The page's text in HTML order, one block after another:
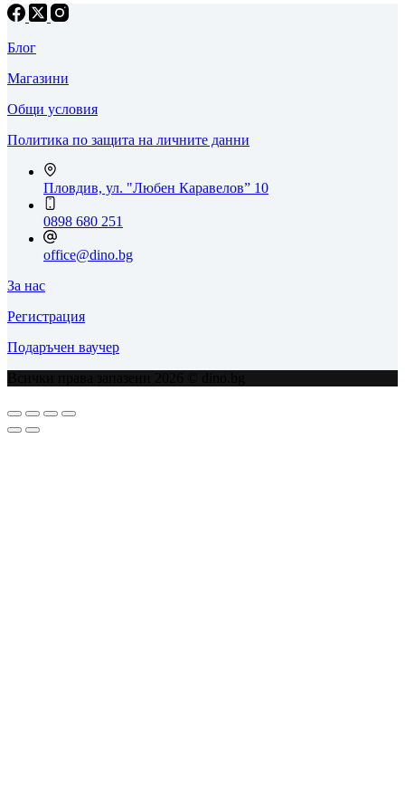
Блог
Магазини
Общи условия
Политика по защита на личните данни
Пловдив, ул. "Любен Каравелов” 10
0898 680 251
office@dino.bg
За нас
Регистрация
Подаръчен ваучер